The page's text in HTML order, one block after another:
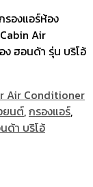
รองแอร์ห้อง
Air
ฮอนด้า รุ่น บริโอ้
Air Conditioner
ยนต์,กรองแอร์,
ด้า บริโอ้